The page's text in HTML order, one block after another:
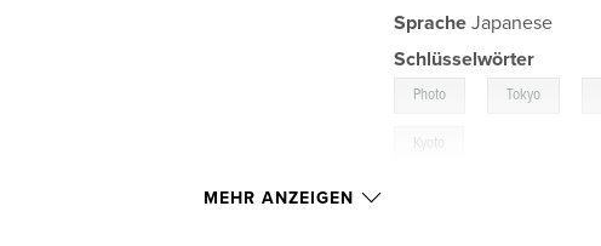
Sprache Japanese
Schlüsselwörter
Photo Tokyo
Kyoto
MEHR ANZEIGEN